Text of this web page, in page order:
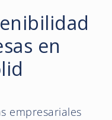
en
empresariales